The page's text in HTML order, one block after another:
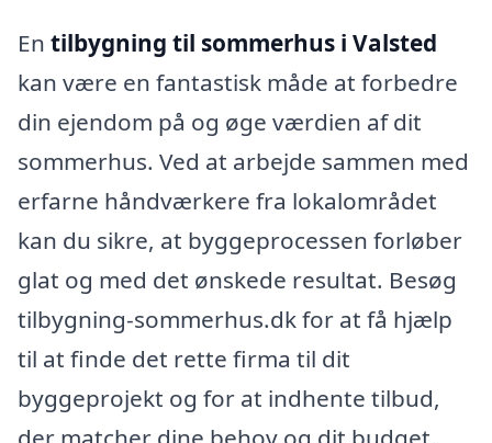
En tilbygning til sommerhus i Valsted
kan være en fantastisk måde at forbedre
din ejendom på og øge værdien af dit
sommerhus. Ved at arbejde sammen med
erfarne håndværkere fra lokalområdet
kan du sikre, at byggeprocessen forløber
glat og med det ønskede resultat. Besøg
tilbygning-sommerhus.dk for at få hjælp
til at finde det rette firma til dit
byggeprojekt og for at indhente tilbud,